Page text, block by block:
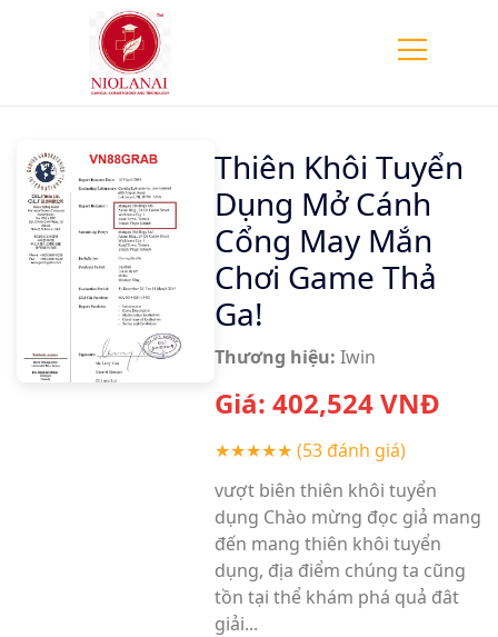
Thiên Khôi Tuyển
Dụng Mở Cánh
Cổng May Mắn
Chơi Game Thả
Ga!
Thương hiệu: Iwin
Giá: 402,524VNĐ
★★★★★ (53 đánh giá)
vượt biên thiên khôi tuyển
dụng Chào mừng đọc giả mang
đến mang thiên khôi tuyển
dụng, địa điểm chúng ta cũng
tồn tại thể khám phá quả đât
giải...